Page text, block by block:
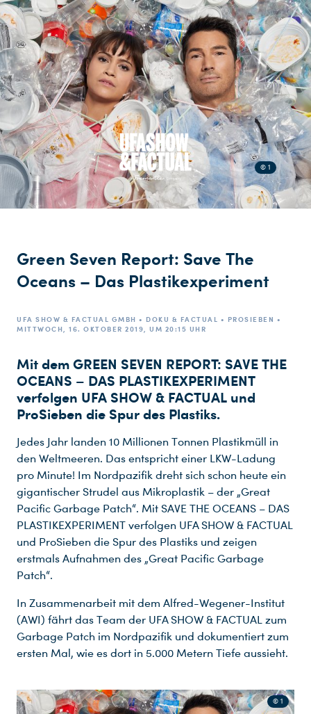
© 1
Green Seven Report: Save The
Oceans – Das Plastikexperiment
UFA SHOW & FACTUAL GMBH • DOKU & FACTUAL • PROSIEBEN •
MITTWOCH, 16. OKTOBER 2019, UM 20:15 UHR
Mit dem GREEN SEVEN REPORT: SAVE THE
OCEANS – DAS PLASTIKEXPERIMENT
verfolgen UFA SHOW & FACTUAL und
ProSieben die Spur des Plastiks.
Jedes Jahr landen 10 Millionen Tonnen Plastikmüll in
den Weltmeeren. Das entspricht einer LKW-Ladung
pro Minute! Im Nordpazifik dreht sich schon heute ein
gigantischer Strudel aus Mikroplastik – der „Great
Pacific Garbage Patch“. Mit SAVE THE OCEANS – DAS
PLASTIKEXPERIMENT verfolgen UFA SHOW & FACTUAL
und ProSieben die Spur des Plastiks und zeigen
erstmals Aufnahmen des „Great Pacific Garbage
Patch“.
In Zusammenarbeit mit dem Alfred-Wegener-Institut
(AWI) fährt das Team der UFA SHOW & FACTUAL zum
Garbage Patch im Nordpazifik und dokumentiert zum
ersten Mal, wie es dort in 5.000 Metern Tiefe aussieht.
© 1